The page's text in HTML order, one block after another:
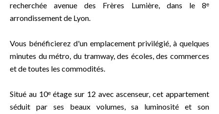
recherchée avenue des Frères Lumière, dans le 8ᵉ
arrondissement de Lyon.
Vous bénéficierez d'un emplacement privilégié, à quelques
minutes du métro, du tramway, des écoles, des commerces
et de toutes les commodités.
Situé au 10ᵉ étage sur 12 avec ascenseur, cet appartement
séduit par ses beaux volumes, sa luminosité et son